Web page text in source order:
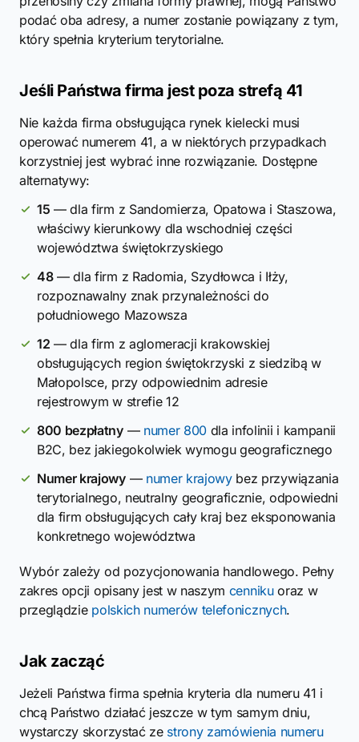
podać oba adresy, a numer zostanie powiązany z tym,
który spełnia kryterium terytorialne.
Jeśli Państwa firma jest poza strefą 41
Nie każda firma obsługująca rynek kielecki musi
operować numerem 41, a w niektórych przypadkach
korzystniej jest wybrać inne rozwiązanie. Dostępne
alternatywy:
15 — dla firm z Sandomierza, Opatowa i Staszowa,
właściwy kierunkowy dla wschodniej części
województwa świętokrzyskiego
48— dla firm z Radomia, Szydłowca i Iłży,
rozpoznawalny znak przynależności do
południowego Mazowsza
12 — dla firm z aglomeracji krakowskiej
obsługujących region świętokrzyski z siedzibą w
Małopolsce, przy odpowiednim adresie
rejestrowym w strefie 12
800 bezpłatny— numer 800 dla infolinii i kampanii
B2C, bez jakiegokolwiek wymogu geograficznego
Numer krajowy— numer krajowybez przywiązania
terytorialnego, neutralny geograficznie, odpowiedni
dla firm obsługujących cały kraj bez eksponowania
konkretnego województwa
Wybór zależy od pozycjonowania handlowego. Pełny
zakres opcji opisany jest w naszym cennikuoraz w
przeglądzie polskich numerów telefonicznych.
Jak zacząć
Jeżeli Państwa firma spełnia kryteria dla numeru 41 i
chcą Państwo działać jeszcze w tym samym dniu,
wystarczy skorzystać ze strony zamówienia numeru